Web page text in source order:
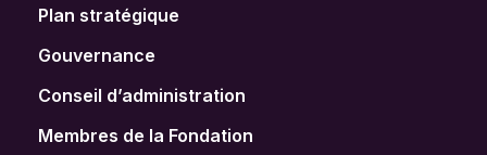
Plan stratégique
Gouvernance
Conseil d’administration
Membres de la Fondation